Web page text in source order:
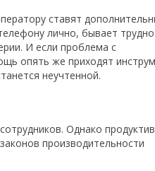
ставят
лично, бывает
И если проблема с
опять же приходят
неучтенной.
Однако
производительности